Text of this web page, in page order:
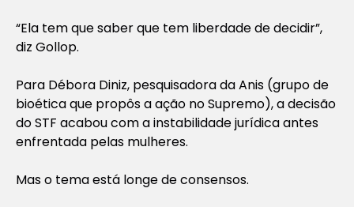
“Ela tem que saber que tem liberdade de decidir”,
diz Gollop.
Para Débora Diniz, pesquisadora da Anis (grupo de
bioética que propôs a ação no Supremo), a decisão
do STF acabou com a instabilidade jurídica antes
enfrentada pelas mulheres.
Mas o tema está longe de consensos.